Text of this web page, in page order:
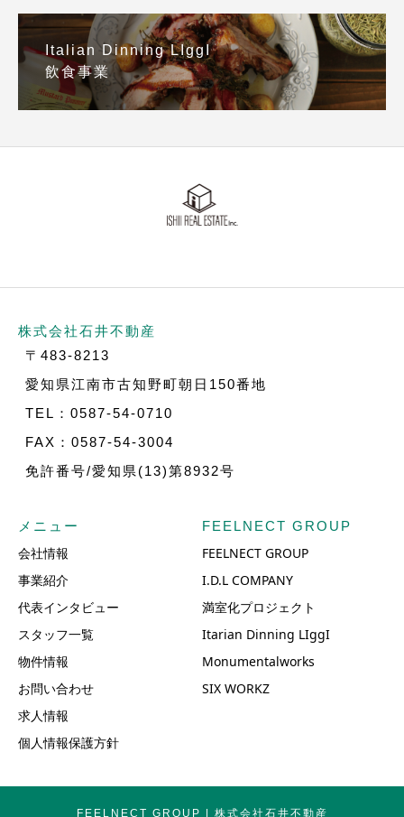
Italian Dinning LIggI
飲食事業
株式会社石井不動産
〒483-8213
愛知県江南市古知野町朝日150番地
TEL：0587-54-0710
FAX：0587-54-3004
免許番号/愛知県(13)第8932号
メニュー
会社情報
事業紹介
代表インタビュー
スタッフ一覧
物件情報
お問い合わせ
求人情報
個人情報保護方針
FEELNECT GROUP
FEELNECT GROUP
I.D.L COMPANY
満室化プロジェクト
Itarian Dinning LIggI
Monumentalworks
SIX WORKZ
FEELNECT GROUP | 株式会社石井不動産